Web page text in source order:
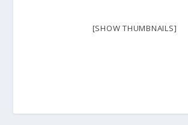
[SHOW THUMBNAILS]